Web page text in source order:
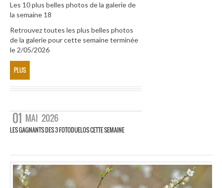
Les 10 plus belles photos de la galerie de
la semaine 18
Retrouvez toutes les plus belles photos
de la galerie pour cette semaine terminée
le 2/05/2026
PLUS
01 MAI 2026
LES GAGNANTS DES 3 FOTODUELOS CETTE SEMAINE